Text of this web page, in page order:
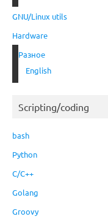
GNU/Linux utils
Hardware
Разное
English
Scripting/coding
bash
Python
C/C++
Golang
Groovy